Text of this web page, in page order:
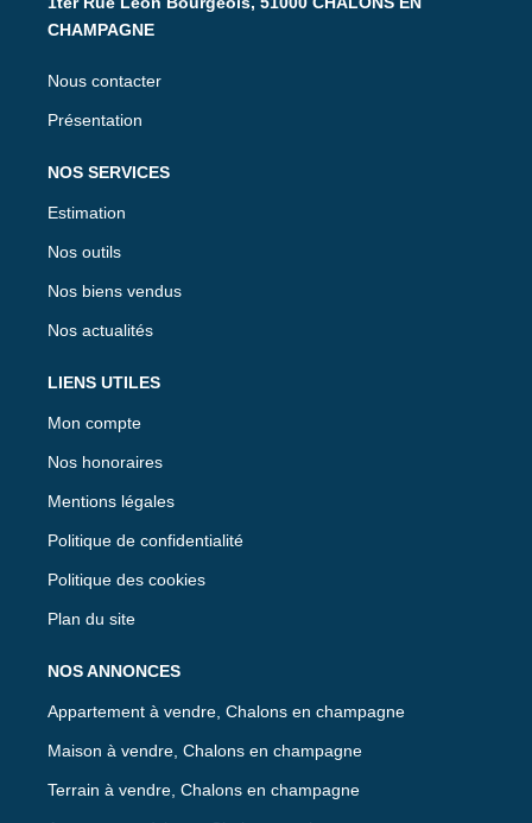
CHAMPAGNE
Nous contacter
Présentation
NOS SERVICES
Estimation
Nos outils
Nos biens vendus
Nos actualités
LIENS UTILES
Mon compte
Nos honoraires
Mentions légales
Politique de confidentialité
Politique des cookies
Plan du site
NOS ANNONCES
Appartement à vendre, Chalons en champagne
Maison à vendre, Chalons en champagne
Terrain à vendre, Chalons en champagne